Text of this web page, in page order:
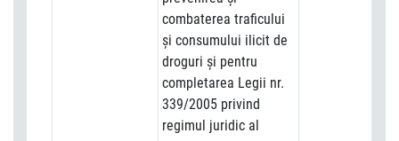
combaterea traficului
şi consumului ilicit de
droguri şi pentru
completarea Legii nr.
339/2005 privind
regimul juridic al